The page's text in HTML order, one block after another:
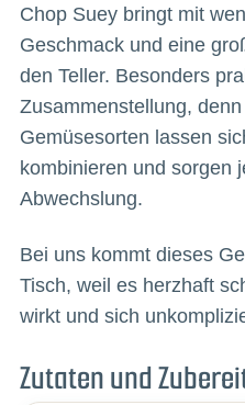
Chop Suey bringt mit
Geschmack und eine
den Teller. Besonders
Zusammenstellung,
Gemüsesorten lassen
kombinieren und sorgen
Abwechslung.
Bei uns kommt dieses
Tisch, weil es herzhaft
wirkt und sich
Zutaten und